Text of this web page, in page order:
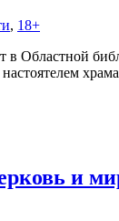
, 18+
и